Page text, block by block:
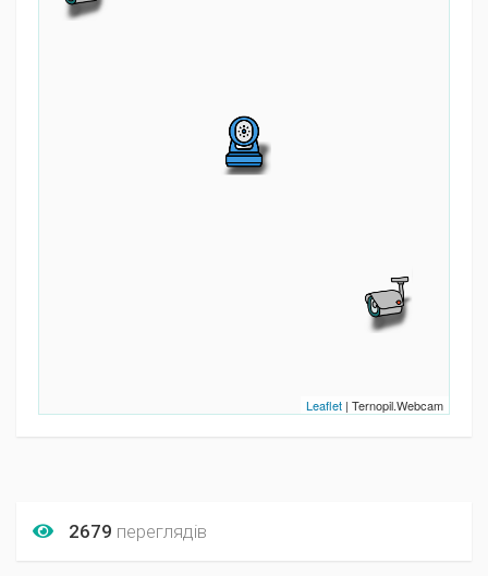
Leaflet | Ternopil.Webcam
2679 переглядів